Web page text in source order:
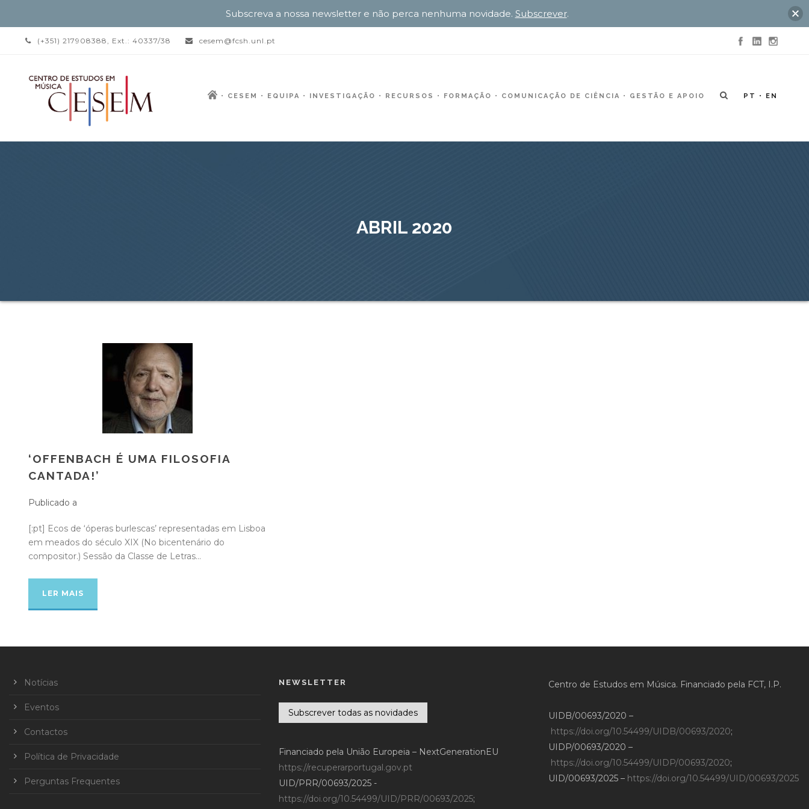
(+351) 217908388, Ext.: 40337/38 cesem@fcsh.unl.pt
CESEM EQUIPA INVESTIGAÇÃO RECURSOS FORMAÇÃO COMUNICAÇÃO DE CIÊNCIA GESTÃO E APOIO PT EN
ABRIL 2020
‘OFFENBACH É UMA FILOSOFIA
CANTADA!’
Publicado a
[:pt] Ecos de ‘óperas burlescas’ representadas em Lisboa
em meados do século XIX (No bicentenário do
compositor.) Sessão da Classe de Letras...
LER MAIS
Notícias
Eventos
Contactos
Política de Privacidade
Perguntas Frequentes
NEWSLETTER
Subscrever todas as novidades
Financiado pela União Europeia – NextGenerationEU
https://recuperarportugal.gov.pt
UID/PRR/00693/2025 -
https://doi.org/10.54499/UID/PRR/00693/2025;
Centro de Estudos em Música. Financiado pela FCT, I.P.
UIDB/00693/2020 –
https://doi.org/10.54499/UIDB/00693/2020;
UIDP/00693/2020 –
https://doi.org/10.54499/UIDP/00693/2020;
UID/00693/2025 – https://doi.org/10.54499/UID/00693/2025
Subscreva a nossa newsletter e não perca nenhuma novidade. Subscrever.